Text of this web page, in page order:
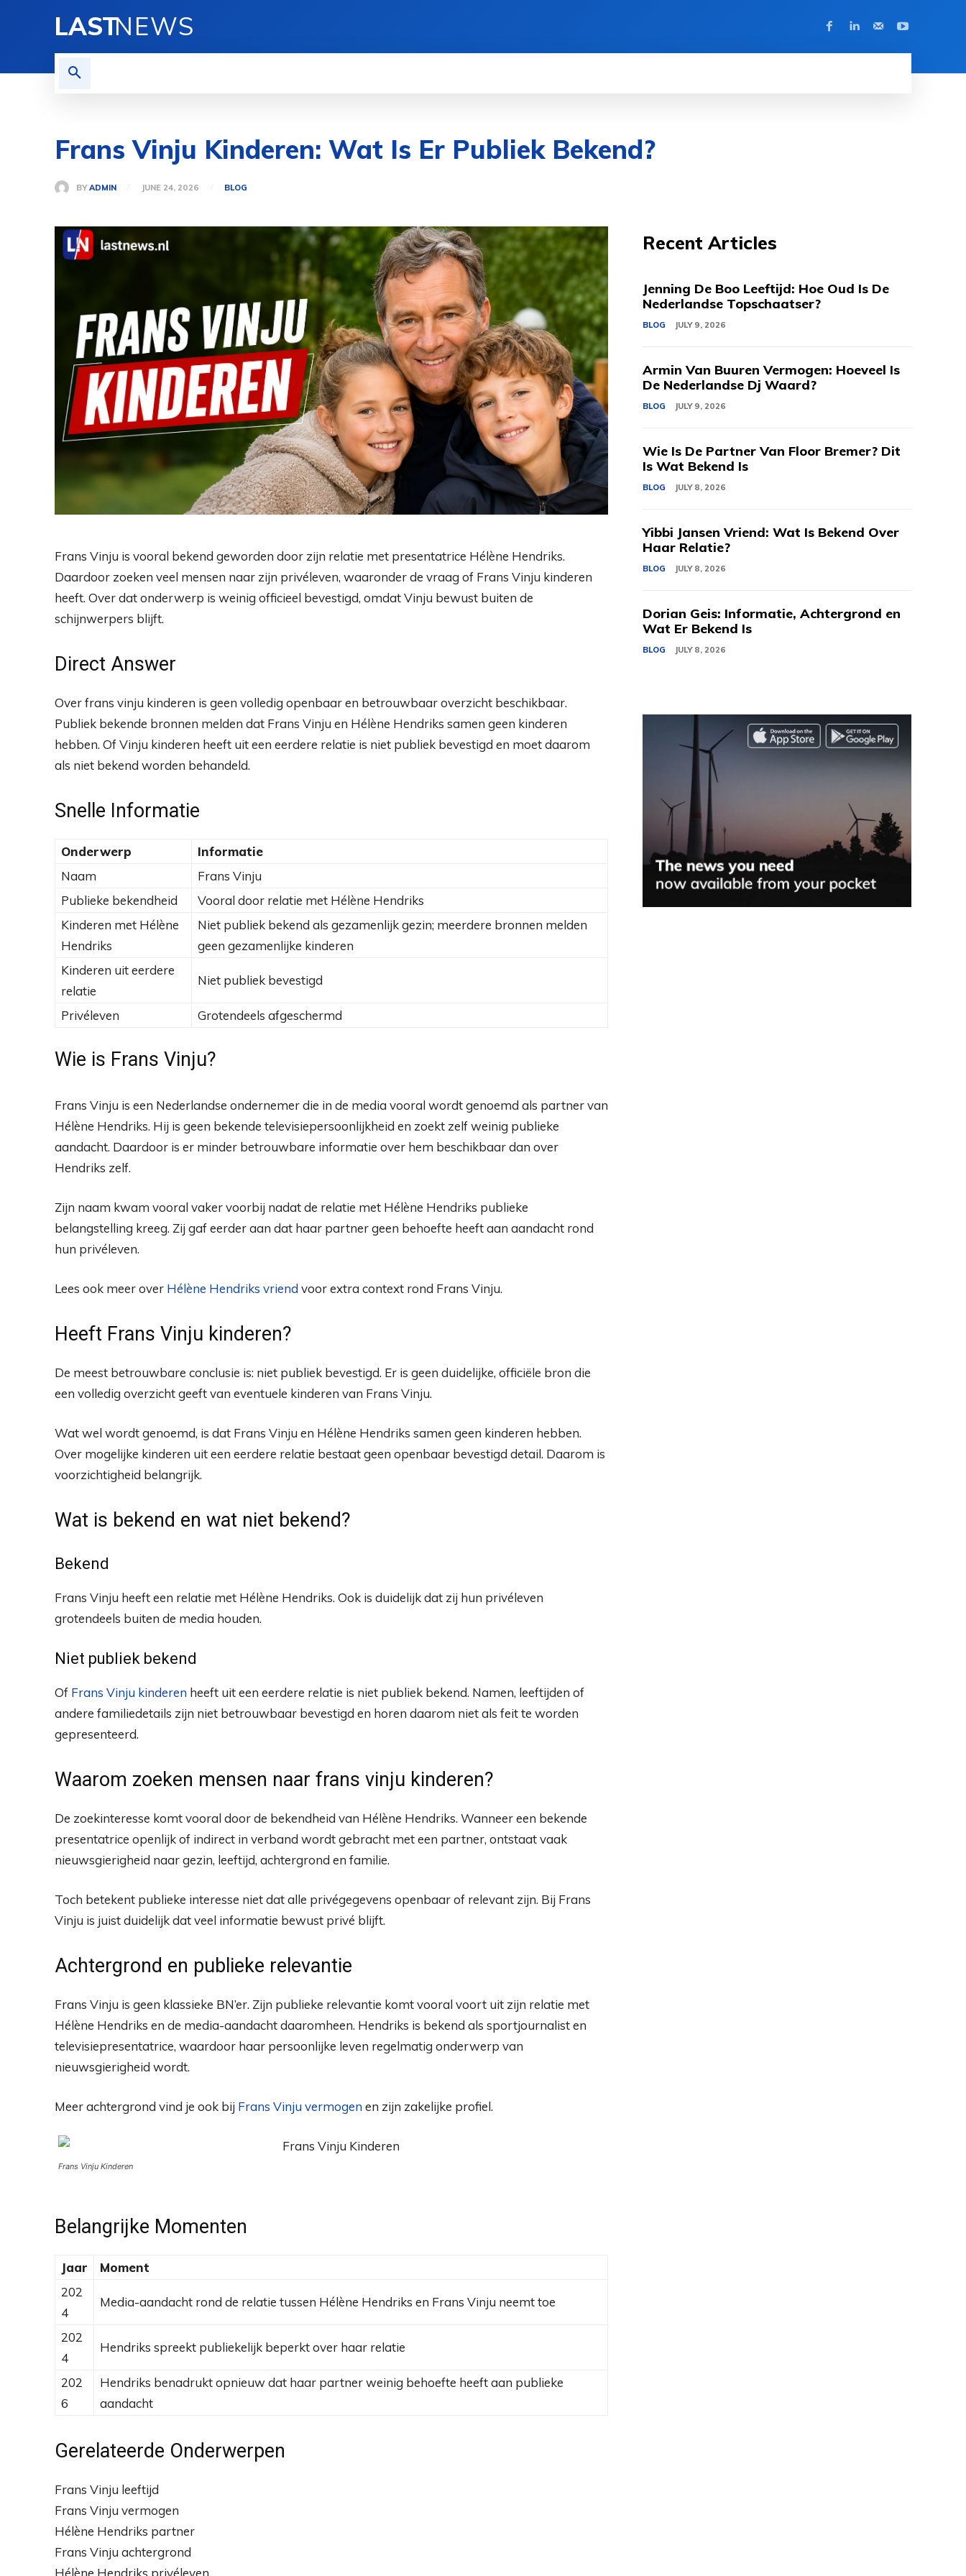
LASTNEWS
Frans Vinju Kinderen: Wat Is Er Publiek Bekend?
BY ADMIN JUNE 24, 2026 BLOG
Frans Vinju is vooral bekend geworden door zijn relatie met presentatrice Hélène Hendriks.
Daardoor zoeken veel mensen naar zijn privéleven, waaronder de vraag of Frans Vinju kinderen
heeft. Over dat onderwerp is weinig officieel bevestigd, omdat Vinju bewust buiten de
schijnwerpers blijft.
Direct Answer
Over frans vinju kinderen is geen volledig openbaar en betrouwbaar overzicht beschikbaar.
Publiek bekende bronnen melden dat Frans Vinju en Hélène Hendriks samen geen kinderen
hebben. Of Vinju kinderen heeft uit een eerdere relatie is niet publiek bevestigd en moet daarom
als niet bekend worden behandeld.
Snelle Informatie
Onderwerp
Informatie
Naam
Frans Vinju
Publieke bekendheid
Vooral door relatie met Hélène Hendriks
Kinderen met Hélène
Hendriks
Niet publiek bekend als gezamenlijk gezin; meerdere bronnen melden
geen gezamenlijke kinderen
Kinderen uit eerdere
relatie
Niet publiek bevestigd
Privéleven Grotendeels afgeschermd
Wie is Frans Vinju?
Frans Vinju is een Nederlandse ondernemer die in de media vooral wordt genoemd als partner van
Hélène Hendriks. Hij is geen bekende televisiepersoonlijkheid en zoekt zelf weinig publieke
aandacht. Daardoor is er minder betrouwbare informatie over hem beschikbaar dan over
Hendriks zelf.
Zijn naam kwam vooral vaker voorbij nadat de relatie met Hélène Hendriks publieke
belangstelling kreeg. Zij gaf eerder aan dat haar partner geen behoefte heeft aan aandacht rond
hun privéleven.
Lees ook meer over Hélène Hendriks vriend voor extra context rond Frans Vinju.
Heeft Frans Vinju kinderen?
De meest betrouwbare conclusie is: niet publiek bevestigd. Er is geen duidelijke, officiële bron die
een volledig overzicht geeft van eventuele kinderen van Frans Vinju.
Wat wel wordt genoemd, is dat Frans Vinju en Hélène Hendriks samen geen kinderen hebben.
Over mogelijke kinderen uit een eerdere relatie bestaat geen openbaar bevestigd detail. Daarom is
voorzichtigheid belangrijk.
Wat is bekend en wat niet bekend?
Bekend
Frans Vinju heeft een relatie met Hélène Hendriks. Ook is duidelijk dat zij hun privéleven
grotendeels buiten de media houden.
Niet publiek bekend
Of Frans Vinju kinderen heeft uit een eerdere relatie is niet publiek bekend. Namen, leeftijden of
andere familiedetails zijn niet betrouwbaar bevestigd en horen daarom niet als feit te worden
gepresenteerd.
Waarom zoeken mensen naar frans vinju kinderen?
De zoekinteresse komt vooral door de bekendheid van Hélène Hendriks. Wanneer een bekende
presentatrice openlijk of indirect in verband wordt gebracht met een partner, ontstaat vaak
nieuwsgierigheid naar gezin, leeftijd, achtergrond en familie.
Toch betekent publieke interesse niet dat alle privégegevens openbaar of relevant zijn. Bij Frans
Vinju is juist duidelijk dat veel informatie bewust privé blijft.
Achtergrond en publieke relevantie
Frans Vinju is geen klassieke BN’er. Zijn publieke relevantie komt vooral voort uit zijn relatie met
Hélène Hendriks en de media-aandacht daaromheen. Hendriks is bekend als sportjournalist en
televisiepresentatrice, waardoor haar persoonlijke leven regelmatig onderwerp van
nieuwsgierigheid wordt.
Meer achtergrond vind je ook bij Frans Vinju vermogen en zijn zakelijke profiel.
Frans Vinju Kinderen
Belangrijke Momenten
Jaar
Moment
202
4
Media-aandacht rond de relatie tussen Hélène Hendriks en Frans Vinju neemt toe
202
4
Hendriks spreekt publiekelijk beperkt over haar relatie
202
6
Hendriks benadrukt opnieuw dat haar partner weinig behoefte heeft aan publieke
aandacht
Gerelateerde Onderwerpen
Frans Vinju leeftijd
Frans Vinju vermogen
Hélène Hendriks partner
Frans Vinju achtergrond
Hélène Hendriks privéleven
Recent Articles
Jenning De Boo Leeftijd: Hoe Oud Is De
Nederlandse Topschaatser?
BLOG JULY 9, 2026
Armin Van Buuren Vermogen: Hoeveel Is
De Nederlandse Dj Waard?
BLOG JULY 9, 2026
Wie Is De Partner Van Floor Bremer? Dit
Is Wat Bekend Is
BLOG JULY 8, 2026
Yibbi Jansen Vriend: Wat Is Bekend Over
Haar Relatie?
BLOG JULY 8, 2026
Dorian Geis: Informatie, Achtergrond en
Wat Er Bekend Is
BLOG JULY 8, 2026